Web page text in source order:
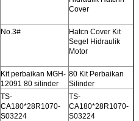
Cover
No.3#
Hatcn Cover Kit
Segel Hidraulik
Motor
Kit perbaikan MGH-
12091 80 silinder
80 Kit Perbaikan
Silinder
TS-
CA180*28R1070-
S03224
TS-
CA180*28R1070-
S03224